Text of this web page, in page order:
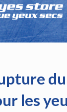
les